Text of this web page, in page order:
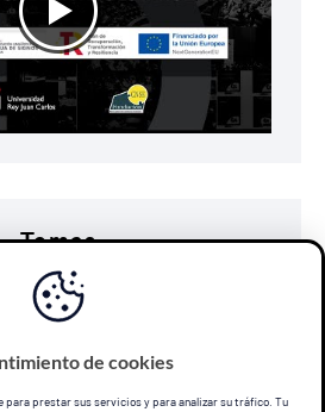
Temas
discapacidad
de cookies
para prestar sus servicios y para analizar su tráfico. Tu